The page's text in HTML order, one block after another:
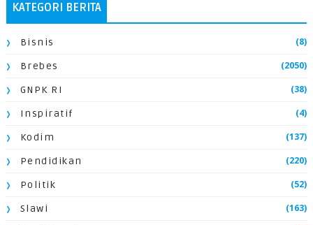
KATEGORI BERITA
Bisnis (8)
Brebes (2050)
GNPK RI (38)
Inspiratif (4)
Kodim (137)
Pendidikan (220)
Politik (52)
Slawi (163)